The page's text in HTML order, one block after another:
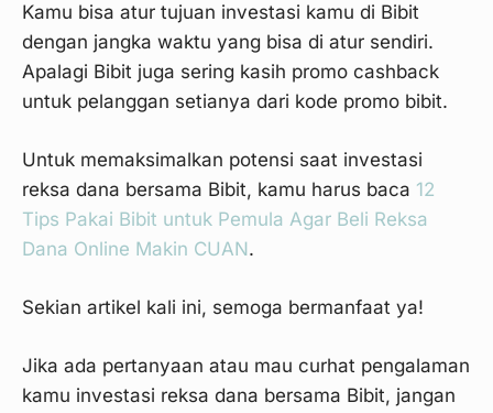
Langkah 12
Langkah 13
Kamu bisa atur tujuan investasi kamu di Bibit
dengan jangka waktu yang bisa di atur sendiri.
Apalagi Bibit juga sering kasih promo cashback
untuk pelanggan setianya dari kode promo bibit.
Untuk memaksimalkan potensi saat investasi
reksa dana bersama Bibit, kamu harus baca 12
Tips Pakai Bibit untuk Pemula Agar Beli Reksa
Dana Online Makin CUAN.
Sekian artikel kali ini, semoga bermanfaat ya!
Jika ada pertanyaan atau mau curhat pengalaman
kamu investasi reksa dana bersama Bibit, jangan